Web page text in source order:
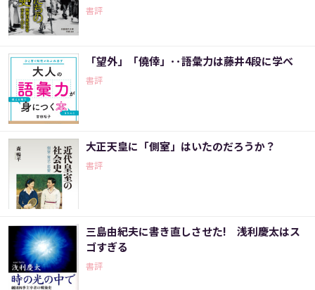
書評
「望外」「僥倖」･･語彙力は藤井4段に学べ
書評
大正天皇に「側室」はいたのだろうか？
書評
三島由紀夫に書き直しさせた! 浅利慶太はス
ゴすぎる
書評